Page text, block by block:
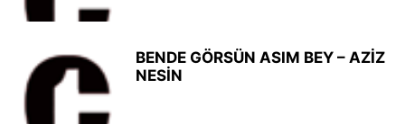
BENDE GÖRSÜN ASIM BEY – AZİZ
NESİN